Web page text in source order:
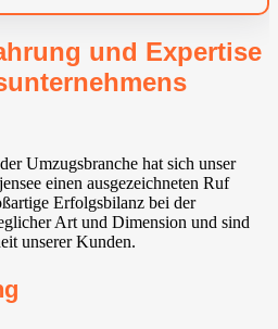
und Expertise
Umzugsbranche hat sich unser
einen ausgezeichneten Ruf
Erfolgsbilanz bei der
Art und Dimension und sind
unserer Kunden.